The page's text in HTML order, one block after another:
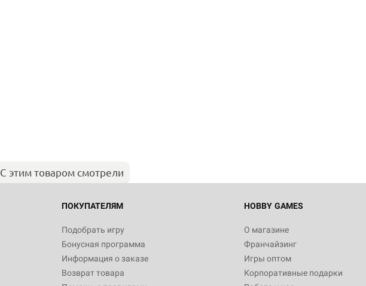
С этим товаром смотрели
ПОКУПАТЕЛЯМ
Подобрать игру
Бонусная программа
Информация о заказе
Возврат товара
HOBBY GAMES
О магазине
Франчайзинг
Игры оптом
Корпоративные подарки